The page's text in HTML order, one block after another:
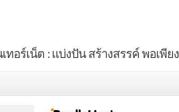
อร์เน็ต : แบ่งปัน สร้างสรรค์ พอเพียง